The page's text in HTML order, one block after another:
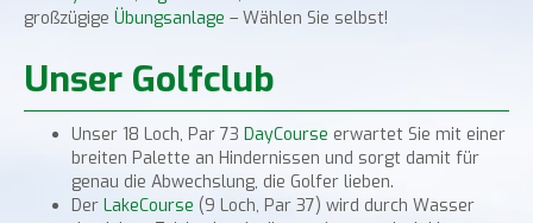
großzügige Übungsanlage – Wählen Sie selbst!
Unser Golfclub
Unser 18 Loch, Par 73 DayCourse erwartet Sie mit einer
breiten Palette an Hindernissen und sorgt damit für
genau die Abwechslung, die Golfer lieben.
Der LakeCourse (9 Loch, Par 37) wird durch Wasser